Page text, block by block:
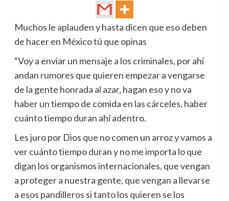
Muchos le aplauden y hasta dicen que eso deben
de hacer en México tú que opinas
“Voy a enviar un mensaje a los criminales, por ahí
andan rumores que quieren empezar a vengarse
de la gente honrada al azar, hagan eso y no va
haber un tiempo de comida en las cárceles, haber
cuánto tiempo duran ahí adentro.
Les juro por Dios que no comen un arroz y vamos a
ver cuánto tiempo duran y no me importa lo que
digan los organismos internacionales, que vengan
a proteger a nuestra gente, que vengan a llevarse
a esos pandilleros si tanto los quieren se los